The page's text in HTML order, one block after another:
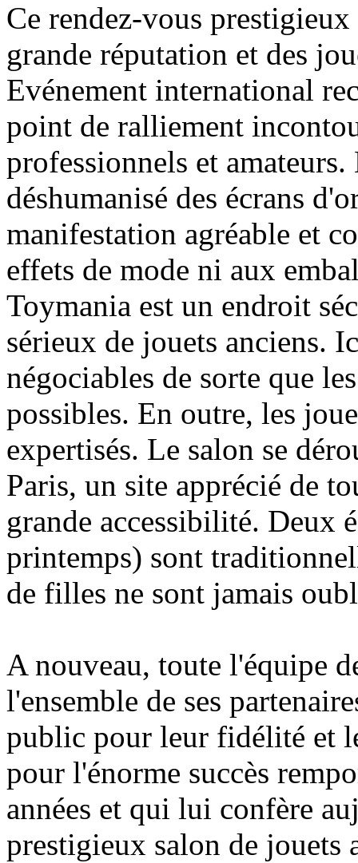
Ce rendez-vous
grande réputation et des
Evénement international
point de ralliement
professionnels et
déshumanisé des écrans
manifestation agréable et
effets de mode ni aux
Toymania est un endroit
sérieux de jouets anciens.
négociables de sorte que
possibles. En outre, les
expertisés. Le salon se
Paris, un site apprécié de
grande accessibilité. Deux
printemps) sont
de filles ne sont jamais
A nouveau, toute l'équipe
l'ensemble de ses
public pour leur fidélité et
pour l'énorme succès
années et qui lui confère
prestigieux salon de jouets